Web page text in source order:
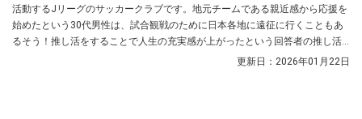
活動するJリーグのサッカークラブです。地元チームである親近感から応援を
始めたという30代男性は、試合観戦のために日本各地に遠征に行くこともあ
るそう！推し活をすることで人生の充実感が上がったという回答者の推し活
更新日： 2026年01月22日